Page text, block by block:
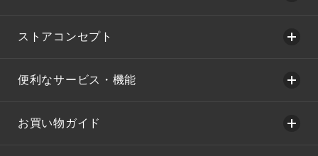
ストアコンセプト
便利なサービス・機能
お買い物ガイド